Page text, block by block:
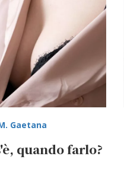
Gaetana
quando farlo?